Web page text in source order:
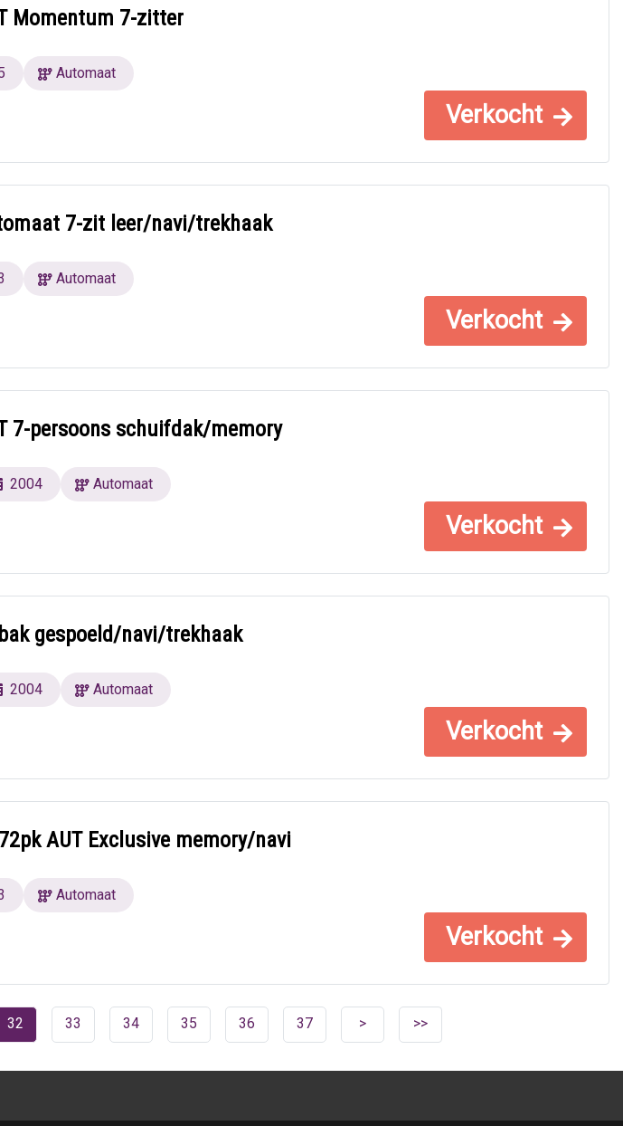
Momentum 7-zitter
Automaat
Verkocht
7-zit leer/navi/trekhaak
Automaat
Verkocht
7-persoons schuifdak/memory
2004 Automaat
Verkocht
gespoeld/navi/trekhaak
2004 Automaat
Verkocht
AUT Exclusive memory/navi
Automaat
Verkocht
32 33 34 35 36 37 > >>